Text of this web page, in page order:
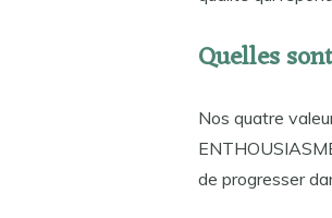
Quelles
Nos quatre
de progresser